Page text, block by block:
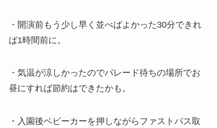
・開演前もう少し早く並べばよかった30分できれ
ば1時間前に。
・気温が涼しかったのでパレード待ちの場所でお
昼にすれば節約はできたかも。
・入園後ベビーカーを押しながらファストパス取